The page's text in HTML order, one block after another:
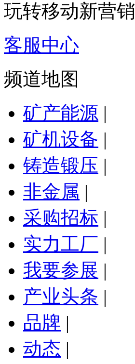
玩转移动新营销
客服中心
频道地图
矿产能源 |
矿机设备 |
铸造锻压 |
非金属 |
采购招标 |
实力工厂 |
我要参展 |
产业头条 |
品牌 |
动态 |